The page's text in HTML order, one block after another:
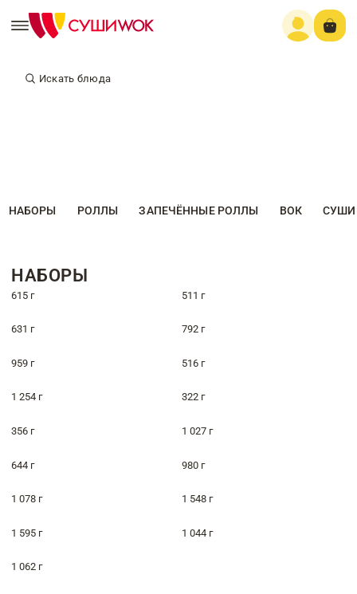
Искать блюда
НАБОРЫ РОЛЛЫ ЗАПЕЧЁННЫЕ РОЛЛЫ ВОК СУШИ
НАБОРЫ
615 г 511 г
631 г 792 г
959 г 516 г
1 254 г 322 г
356 г 1 027 г
644 г 980 г
1 078 г 1 548 г
1 595 г 1 044 г
1 062 г